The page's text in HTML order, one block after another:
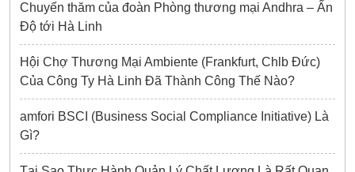
Chuyến thăm của đoàn Phòng thương mại Andhra – Ấn
Độ tới Hà Linh
Hội Chợ Thương Mại Ambiente (Frankfurt, Chlb Đức)
Của Công Ty Hà Linh Đã Thành Công Thế Nào?
amfori BSCI (Business Social Compliance Initiative) Là
Gì?